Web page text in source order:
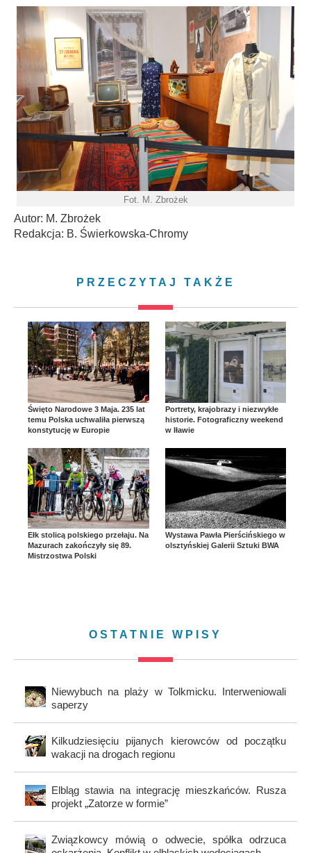
Fot. M. Zbrożek
Autor: M. Zbrożek
Redakcja: B. Świerkowska-Chromy
PRZECZYTAJ TAKŻE
Święto Narodowe 3 Maja. 235 lat
temu Polska uchwaliła pierwszą
konstytucję w Europie
Portrety, krajobrazy i niezwykłe
historie. Fotograficzny weekend
w Iławie
Ełk stolicą polskiego przełaju. Na
Mazurach zakończyły się 89.
Mistrzostwa Polski
Wystawa Pawła Pierścińskiego w
olsztyńskiej Galerii Sztuki BWA
OSTATNIE WPISY
Niewybuch na plaży w Tolkmicku. Interweniowali
saperzy
Kilkudziesięciu pijanych kierowców od początku
wakacji na drogach regionu
Elbląg stawia na integrację mieszkańców. Rusza
projekt „Zatorze w formie”
Związkowcy mówią o odwecie, spółka odrzuca